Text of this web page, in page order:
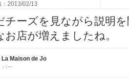
：2013/02/13
チーズを見ながら説明
店が増えましたね。
Maison de Jo
バー